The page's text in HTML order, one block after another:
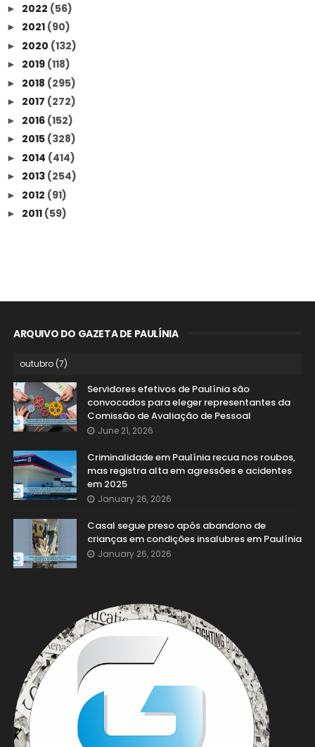
► 2022 (56)
► 2021 (90)
► 2020 (132)
► 2019 (118)
► 2018 (295)
► 2017 (272)
► 2016 (152)
► 2015 (328)
► 2014 (414)
► 2013 (254)
► 2012 (91)
► 2011 (59)
ARQUIVO DO GAZETA DE PAULÍNIA
Servidores efetivos de Paulínia são
convocados para eleger representantes da
Comissão de Avaliação de Pessoal
June 21, 2026
Criminalidade em Paulínia recua nos roubos,
mas registra alta em agressões e acidentes
em 2025
January 26, 2026
Casal segue preso após abandono de
crianças em condições insalubres em Paulínia
January 26, 2026